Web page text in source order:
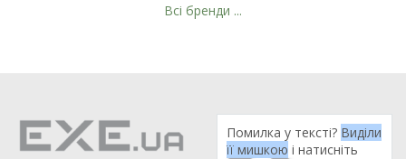
Всі бренди ...
Помилка у тексті? Виділи
її мишкою і натисніть